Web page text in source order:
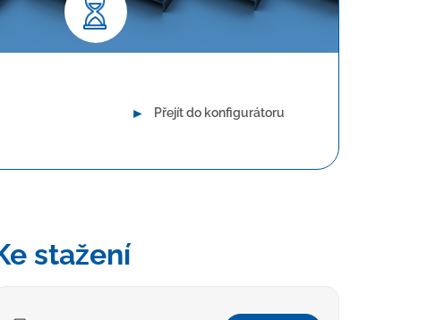
► Přejít do konfigurátoru
stažení